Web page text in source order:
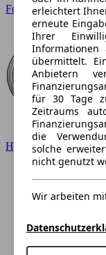
Ford
Hyundai
erleichtert
erneute
Ihrer
übermittelt.
Anbietern
für 30 Tage
Zeitraums
die
solche
nicht genutzt
Wir arbeiten